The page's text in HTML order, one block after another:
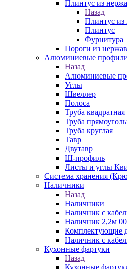
Плинтус из
Назад
Плинтус из
Плинтус
Фурнитура
Пороги из
Алюминиевые
Назад
Алюминиевые
Углы
Швеллер
Полоса
Труба квадратная
Труба
Труба круглая
Тавр
Двутавр
Ш-профиль
Листы и углы
Система хранения
Наличники
Назад
Наличники
Наличник с
Наличник 2,2м
Комплектующие
Наличник с
Кухонные фартуки
Назад
Кухонные